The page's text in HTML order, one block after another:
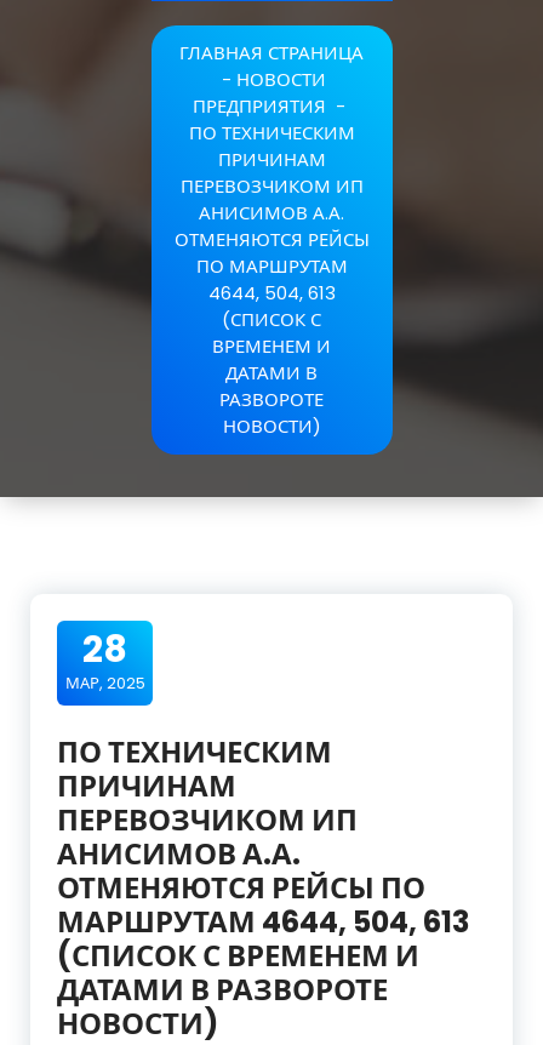
ГЛАВНАЯ СТРАНИЦА
- НОВОСТИ
ПРЕДПРИЯТИЯ -
ПО ТЕХНИЧЕСКИМ
ПРИЧИНАМ
ПЕРЕВОЗЧИКОМ ИП
АНИСИМОВ А.А.
ОТМЕНЯЮТСЯ РЕЙСЫ
ПО МАРШРУТАМ
4644, 504, 613
(СПИСОК С
ВРЕМЕНЕМ И
ДАТАМИ В
РАЗВОРОТЕ
НОВОСТИ)
28
МАР, 2025
ПО ТЕХНИЧЕСКИМ
ПРИЧИНАМ
ПЕРЕВОЗЧИКОМ ИП
АНИСИМОВ А.А.
ОТМЕНЯЮТСЯ РЕЙСЫ ПО
МАРШРУТАМ 4644, 504, 613
(СПИСОК С ВРЕМЕНЕМ И
ДАТАМИ В РАЗВОРОТЕ
НОВОСТИ)